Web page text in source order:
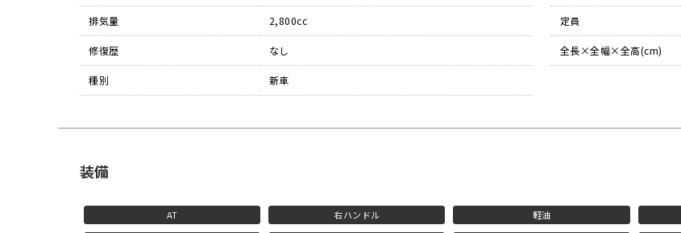
排気量 2,800cc 定員
修復歴 なし 全長×全幅×全高(cm)
種別 新車
装備
AT 右ハンドル 軽油